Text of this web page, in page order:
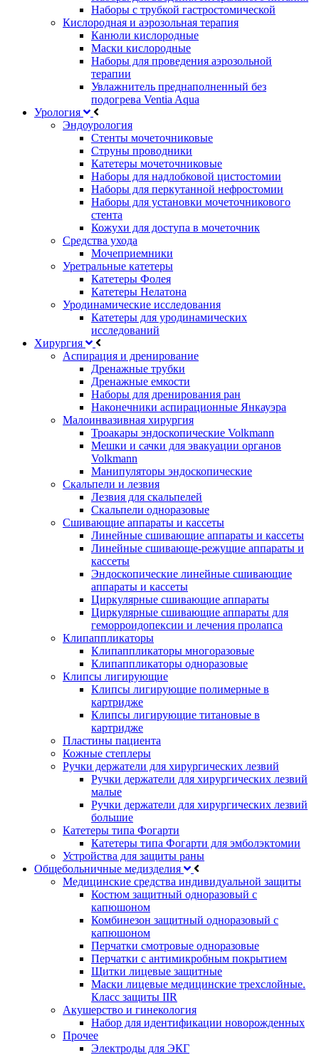
Наборы с трубкой гастростомической
Кислородная и аэрозольная терапия
Канюли кислородные
Маски кислородные
Наборы для проведения аэрозольной
терапии
Увлажнитель преднаполненный без
подогрева Ventia Aqua
Урология
Эндоурология
Стенты мочеточниковые
Струны проводники
Катетеры мочеточниковые
Наборы для надлобковой цистостомии
Наборы для перкутанной нефростомии
Наборы для установки мочеточникового
стента
Кожухи для доступа в мочеточник
Средства ухода
Мочеприемники
Уретральные катетеры
Катетеры Фолея
Катетеры Нелатона
Уродинамические исследования
Катетеры для уродинамических
исследований
Хирургия
Аспирация и дренирование
Дренажные трубки
Дренажные емкости
Наборы для дренирования ран
Наконечники аспирационные Янкауэра
Малоинвазивная хирургия
Троакары эндоскопические Volkmann
Мешки и сачки для эвакуации органов
Volkmann
Манипуляторы эндоскопические
Скальпели и лезвия
Лезвия для скальпелей
Скальпели одноразовые
Сшивающие аппараты и кассеты
Линейные сшивающие аппараты и кассеты
Линейные сшивающе-режущие аппараты и
кассеты
Эндоскопические линейные сшивающие
аппараты и кассеты
Циркулярные сшивающие аппараты
Циркулярные сшивающие аппараты для
геморроидопексии и лечения пролапса
Клипаппликаторы
Клипаппликаторы многоразовые
Клипаппликаторы одноразовые
Клипсы лигирующие
Клипсы лигирующие полимерные в
картридже
Клипсы лигирующие титановые в
картридже
Пластины пациента
Кожные степлеры
Ручки держатели для хирургических лезвий
Ручки держатели для хирургических лезвий
малые
Ручки держатели для хирургических лезвий
большие
Катетеры типа Фогарти
Катетеры типа Фогарти для эмболэктомии
Устройства для защиты раны
Общебольничные медизделия
Медицинские средства индивидуальной защиты
Костюм защитный одноразовый с
капюшоном
Комбинезон защитный одноразовый с
капюшоном
Перчатки смотровые одноразовые
Перчатки с антимикробным покрытием
Щитки лицевые защитные
Маски лицевые медицинские трехслойные.
Класс защиты IIR
Акушерство и гинекология
Набор для идентификации новорожденных
Прочее
Электроды для ЭКГ